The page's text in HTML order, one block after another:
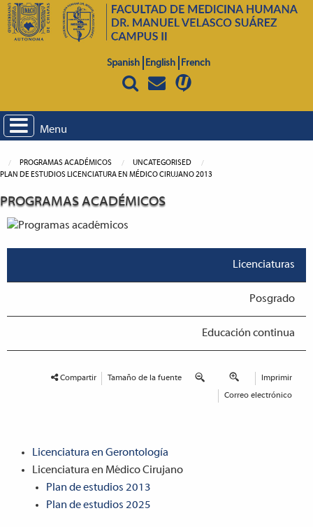
Spanish English French
Menu
PROGRAMAS ACADÉMICOS
UNCATEGORISED
PLAN DE ESTUDIOS LICENCIATURA EN MÉDICO CIRUJANO 2013
PROGRAMAS ACADÉMICOS
Licenciaturas
Posgrado
Educación continua
Compartir Tamaño de la fuente Imprimir
Correo electrónico
Licenciatura en Gerontología
Licenciatura en Médico Cirujano
Plan de estudios 2013
Plan de estudios 2025